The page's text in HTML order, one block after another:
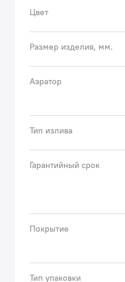
поток воды без
встроенного
ее экономии. Легко
ржавчины и
провести по нему
Гарантия на смесители
Цвет
Размер изделия, мм.
Аэратор
Тип излива
Гарантийный срок
Покрытие
Тип упаковки